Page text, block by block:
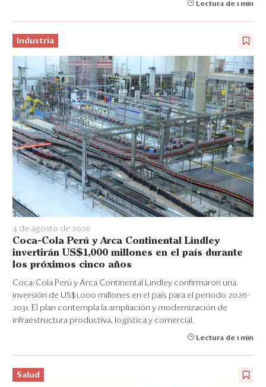
Lectura de 1 min
Industria
4 de agosto de 2026
Coca-Cola Perú y Arca Continental Lindley
invertirán US$1,000 millones en el país durante
los próximos cinco años
Coca-Cola Perú y Arca Continental Lindley confirmaron una
inversión de US$1,000 millones en el país para el periodo 2026-
2031. El plan contempla la ampliación y modernización de
infraestructura productiva, logística y comercial.
Lectura de 1 min
Salud